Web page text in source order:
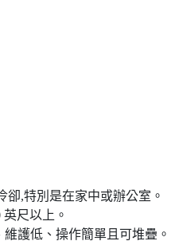
,特別是在家中或辦公室。
尺以上。
護低、操作簡單且可堆疊。